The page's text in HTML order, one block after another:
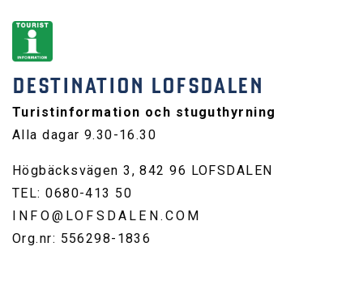
DESTINATION LOFSDALEN
Turistinformation och stuguthyrning
Alla dagar 9.30-16.30
Högbäcksvägen 3, 842 96 LOFSDALEN
TEL: 0680-413 50
INFO@LOFSDALEN.COM
Org.nr: 556298-1836